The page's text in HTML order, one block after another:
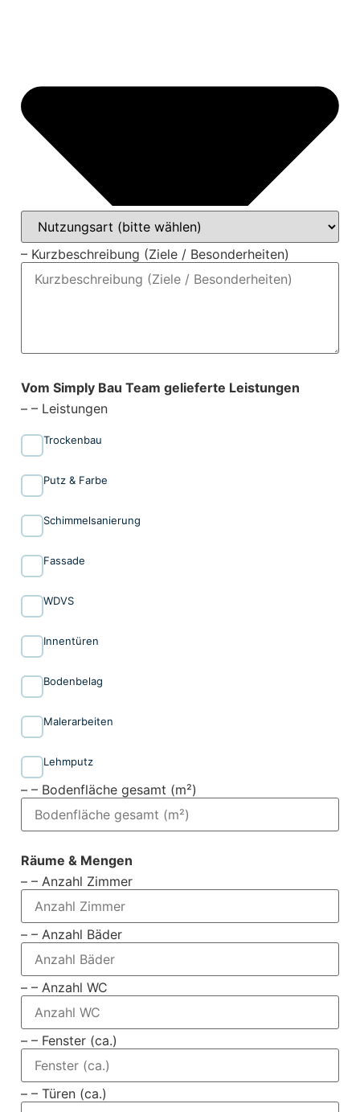
– Kurzbeschreibung (Ziele / Besonderheiten)
Vom Simply Bau Team gelieferte Leistungen
– – Leistungen
Trockenbau
Putz & Farbe
Schimmelsanierung
Fassade
WDVS
Innen­türen
Bodenbelag
Malerarbeiten
Lehmputz
– – Bodenfläche gesamt (m²)
Räume & Mengen
– – Anzahl Zimmer
– – Anzahl Bäder
– – Anzahl WC
– – Fenster (ca.)
– – Türen (ca.)